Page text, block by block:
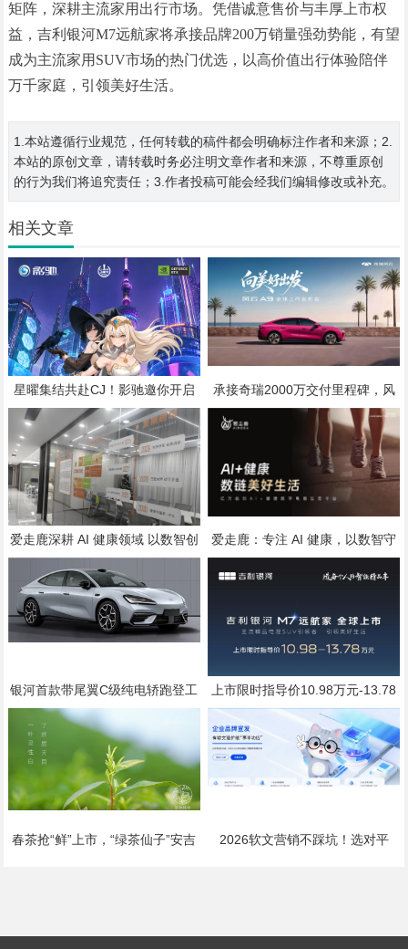
矩阵，深耕主流家用出行市场。凭借诚意售价与丰厚上市权
益，吉利银河M7远航家将承接品牌200万销量强劲势能，有望
成为主流家用SUV市场的热门优选，以高价值出行体验陪伴
万千家庭，引领美好生活。
1.本站遵循行业规范，任何转载的稿件都会明确标注作者和来源；2.
本站的原创文章，请转载时务必注明文章作者和来源，不尊重原创
的行为我们将追究责任；3.作者投稿可能会经我们编辑修改或补充。
相关文章
星曜集结共赴CJ！影驰邀你开启
次元与科技的双重冒险
承接奇瑞2000万交付里程碑，风
云A9将于7月25日全球上市
爱走鹿深耕 AI 健康领域 以数智创
新，赋能全民健康
爱走鹿：专注 AI 健康，以数智守
护全民日常健康生活
银河首款带尾翼C级纯电轿跑登工
信部公告，代号银河“TT”，配置标
准直指20万级
上市限时指导价10.98万元-13.78
万元
春茶抢“鲜”上市，“绿茶仙子”安吉
2026软文营销不踩坑！选对平